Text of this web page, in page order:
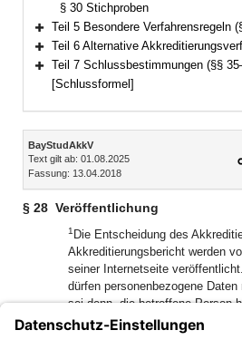
§ 30 Stichproben
Bereich erweitern
Teil 5 Besondere Verfahrensregeln
Bereich erweitern
Teil 6 Alternative
Bereich erweitern
Teil 7 Schlussbestimmungen (§§
[Schlussformel]
Inhalt
BayStudAkkV
Text gilt ab: 01.08.2025
Fassung: 13.04.2018
§ 28 Veröffentlichung
1 Die Entscheidung des
Akkreditierungsbericht werden
seiner Internetseite veröffentlicht.
dürfen personenbezogene
sei denn, die betroffene Person
Einholung der Einwilligung der